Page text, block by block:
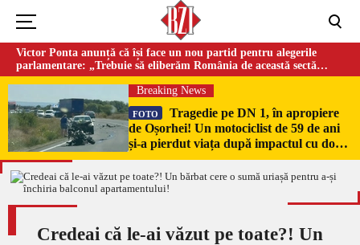
Victor Ponta anunță că își face un nou partid pentru alegerile
parlamentare: „Trebuie să eliberăm România de această sectă
globalistă”
Breaking News
FOTO
Tragedie pe DN 1, în apropiere
de Oșorhei! Un motociclist de 59 de ani
și-a pierdut viața după impactul cu două
mașini!
Credeai că le-ai văzut pe toate?! Un